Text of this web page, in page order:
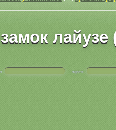
замок лайузе
пароль